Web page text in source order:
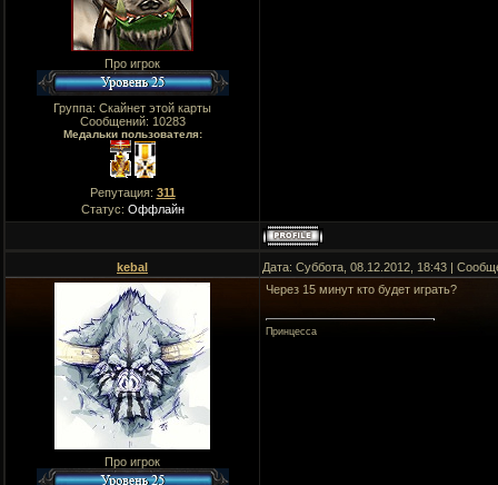
Про игрок
Группа: Скайнет этой карты
Сообщений: 10283
Медальки пользователя:
Репутация: 311
Статус: Оффлайн
kebal Дата: Суббота, 08.12.2012, 18:43 |
Про игрок
Через 15 минут кто будет играть?
Принцесса